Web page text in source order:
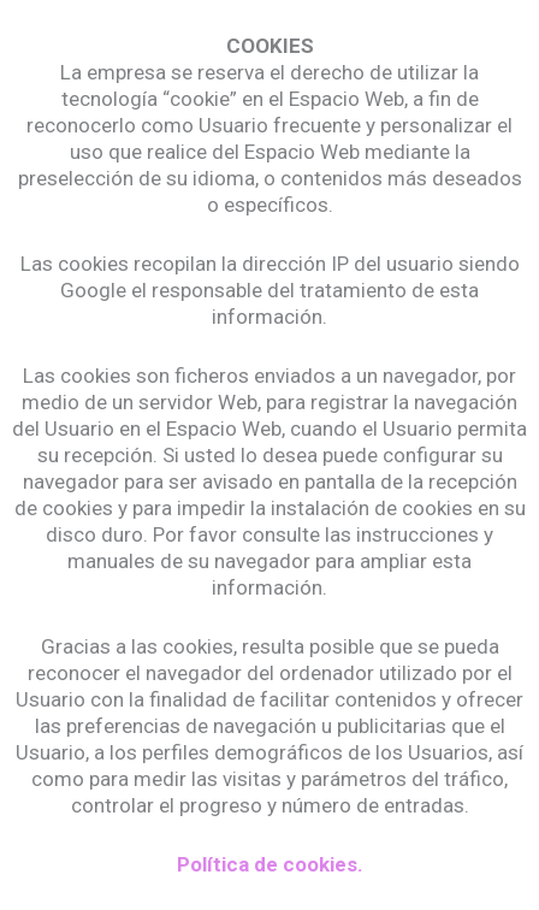
COOKIES
La empresa se reserva el derecho de utilizar la
tecnología “cookie” en el Espacio Web, a fin de
reconocerlo como Usuario frecuente y personalizar el
uso que realice del Espacio Web mediante la
preselección de su idioma, o contenidos más deseados
o específicos.
Las cookies recopilan la dirección IP del usuario siendo
Google el responsable del tratamiento de esta
información.
Las cookies son ficheros enviados a un navegador, por
medio de un servidor Web, para registrar la navegación
del Usuario en el Espacio Web, cuando el Usuario permita
su recepción. Si usted lo desea puede configurar su
navegador para ser avisado en pantalla de la recepción
de cookies y para impedir la instalación de cookies en su
disco duro. Por favor consulte las instrucciones y
manuales de su navegador para ampliar esta
información.
Gracias a las cookies, resulta posible que se pueda
reconocer el navegador del ordenador utilizado por el
Usuario con la finalidad de facilitar contenidos y ofrecer
las preferencias de navegación u publicitarias que el
Usuario, a los perfiles demográficos de los Usuarios, así
como para medir las visitas y parámetros del tráfico,
controlar el progreso y número de entradas.
Política de cookies.